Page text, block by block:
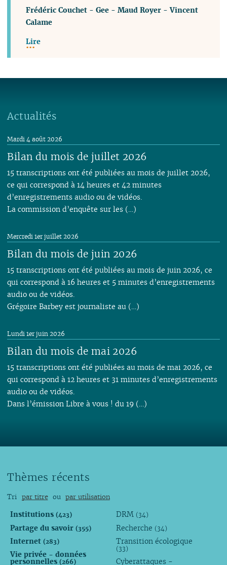
Frédéric Couchet -Gee -Maud Royer -Vincent
Calame
Lire
Actualités
Bilan du mois de juillet 2026
Mardi 4 août 2026
15 transcriptions ont été publiées au mois de juillet 2026,
ce qui correspond à 14 heures et 42 minutes
d’enregistrements audio ou de vidéos.
La commission d’enquête sur les (…)
Bilan du mois de juin 2026
Mercredi 1er juillet 2026
15 transcriptions ont été publiées au mois de juin 2026, ce
qui correspond à 16 heures et 5 minutes d’enregistrements
audio ou de vidéos.
Grégoire Barbey est journaliste au (…)
Bilan du mois de mai 2026
Lundi 1er juin 2026
15 transcriptions ont été publiées au mois de mai 2026, ce
qui correspond à 12 heures et 31 minutes d’enregistrements
audio ou de vidéos.
Dans l’émission Libre à vous ! du 19 (…)
Thèmes récents
Tri par titre ou par utilisation
Institutions (423)
Partage du savoir (355)
Internet (283)
Vie privée - données
personnelles (266)
DRM (34)
Recherche (34)
Transition écologique
(33)
Cyberattaques -